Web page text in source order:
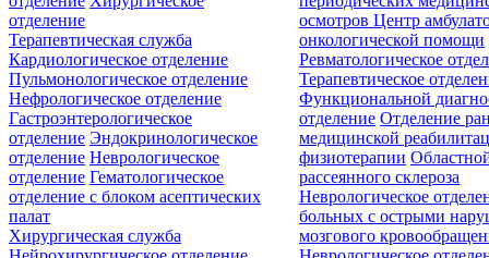
отделение
осмотровЦентр
онкологической помощи
Терапевтическая служба
Кардиологическое отделение
Пульмонологическое отделение
Нефрологическое отделение
Гастроэнтерологическое
отделение Эндокринологическое
отделение Неврологическое
отделение Гематологическое
отделение c блоком асептических
палат
Ревматологическое
Терапевтическое
Функциональной
отделение Отделение
медицинской
физиотерапии
рассеянного склероза
Неврологическое
больных с острыми
мозгового
Хирургическая служба